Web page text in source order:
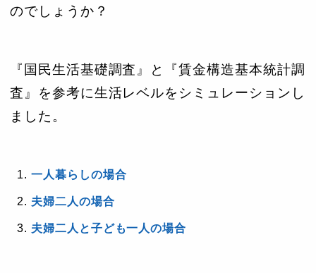
のでしょうか？
『国民生活基礎調査』と『賃金構造基本統計調
査』を参考に生活レベルをシミュレーションし
ました。
一人暮らしの場合
夫婦二人の場合
夫婦二人と子ども一人の場合